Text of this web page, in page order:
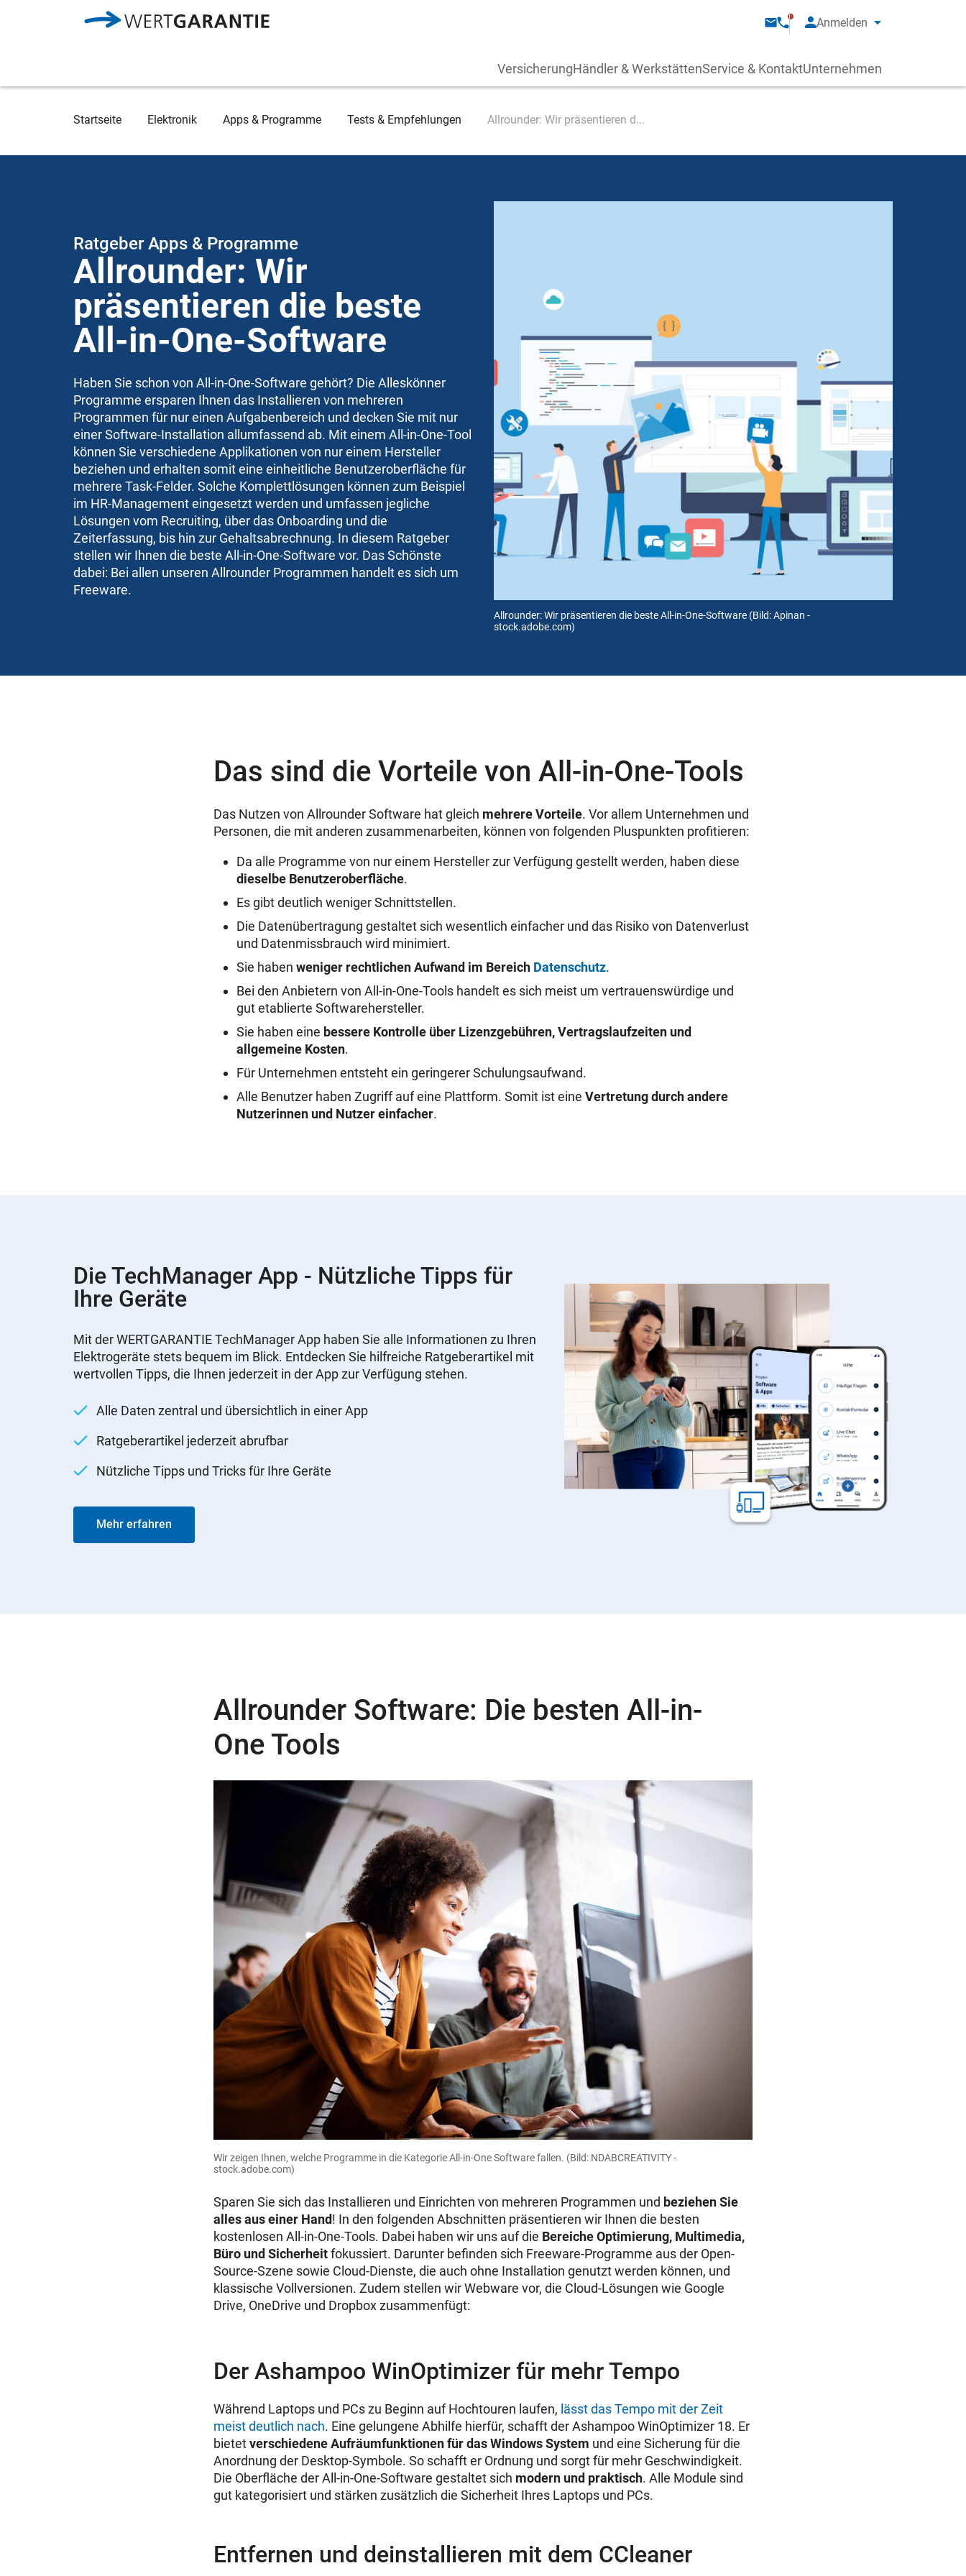
Anmelden
VersicherungHändler & WerkstättenService & KontaktUnternehmen
Breadcrumb
Startseite Elektronik Apps & Programme Tests & Empfehlungen Allrounder: Wir präsentieren d...
Allrounder: Wir präsentieren die beste All-in-One-Software (Bild: Apinan -
stock.adobe.com)
Ratgeber Apps & Programme
Allrounder: Wir
präsentieren die beste
All-in-One-Software
Haben Sie schon von All-in-One-Software gehört? Die Alleskönner
Programme ersparen Ihnen das Installieren von mehreren
Programmen für nur einen Aufgabenbereich und decken Sie mit nur
einer Software-Installation allumfassend ab. Mit einem All-in-One-Tool
können Sie verschiedene Applikationen von nur einem Hersteller
beziehen und erhalten somit eine einheitliche Benutzeroberfläche für
mehrere Task-Felder. Solche Komplettlösungen können zum Beispiel
im HR-Management eingesetzt werden und umfassen jegliche
Lösungen vom Recruiting, über das Onboarding und die
Zeiterfassung, bis hin zur Gehaltsabrechnung. In diesem Ratgeber
stellen wir Ihnen die beste All-in-One-Software vor. Das Schönste
dabei: Bei allen unseren Allrounder Programmen handelt es sich um
Freeware.
Das sind die Vorteile von All-in-One-Tools
Das Nutzen von Allrounder Software hat gleich mehrere Vorteile. Vor allem Unternehmen und
Personen, die mit anderen zusammenarbeiten, können von folgenden Pluspunkten profitieren:
Da alle Programme von nur einem Hersteller zur Verfügung gestellt werden, haben diese
dieselbe Benutzeroberfläche.
Es gibt deutlich weniger Schnittstellen.
Die Datenübertragung gestaltet sich wesentlich einfacher und das Risiko von Datenverlust
und Datenmissbrauch wird minimiert.
Sie haben weniger rechtlichen Aufwand im Bereich Datenschutz.
Bei den Anbietern von All-in-One-Tools handelt es sich meist um vertrauenswürdige und
gut etablierte Softwarehersteller.
Sie haben eine bessere Kontrolle über Lizenzgebühren, Vertragslaufzeiten und
allgemeine Kosten.
Für Unternehmen entsteht ein geringerer Schulungsaufwand.
Alle Benutzer haben Zugriff auf eine Plattform. Somit ist eine Vertretung durch andere
Nutzerinnen und Nutzer einfacher.
Die TechManager App - Nützliche Tipps für
Ihre Geräte
Mit der WERTGARANTIE TechManager App haben Sie alle Informationen zu Ihren
Elektrogeräte stets bequem im Blick. Entdecken Sie hilfreiche Ratgeberartikel mit
wertvollen Tipps, die Ihnen jederzeit in der App zur Verfügung stehen.
Alle Daten zentral und übersichtlich in einer App
Ratgeberartikel jederzeit abrufbar
Nützliche Tipps und Tricks für Ihre Geräte
Mehr erfahren
Allrounder Software: Die besten All-in-
One Tools
Wir zeigen Ihnen, welche Programme in die Kategorie All-in-One Software fallen. (Bild: NDABCREATIVITY -
stock.adobe.com)
Sparen Sie sich das Installieren und Einrichten von mehreren Programmen und beziehen Sie
alles aus einer Hand! In den folgenden Abschnitten präsentieren wir Ihnen die besten
kostenlosen All-in-One-Tools. Dabei haben wir uns auf die Bereiche Optimierung, Multimedia,
Büro und Sicherheitfokussiert. Darunter befinden sich Freeware-Programme aus der Open-
Source-Szene sowie Cloud-Dienste, die auch ohne Installation genutzt werden können, und
klassische Vollversionen. Zudem stellen wir Webware vor, die Cloud-Lösungen wie Google
Drive, OneDrive und Dropbox zusammenfügt:
Der Ashampoo WinOptimizer für mehr Tempo
Während Laptops und PCs zu Beginn auf Hochtouren laufen, lässt das Tempo mit der Zeit
meist deutlich nach. Eine gelungene Abhilfe hierfür, schafft der Ashampoo WinOptimizer 18. Er
bietetverschiedene Aufräumfunktionen für das Windows System und eine Sicherung für die
Anordnung der Desktop-Symbole. So schafft er Ordnung und sorgt für mehr Geschwindigkeit.
Die Oberfläche der All-in-One-Software gestaltet sich modern und praktisch. Alle Module sind
gut kategorisiert und stärken zusätzlich die Sicherheit Ihres Laptops und PCs.
Entfernen und deinstallieren mit dem CCleaner